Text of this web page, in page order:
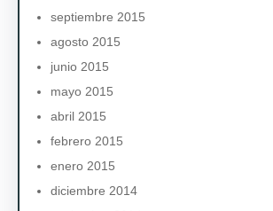
septiembre 2015
agosto 2015
junio 2015
mayo 2015
abril 2015
febrero 2015
enero 2015
diciembre 2014